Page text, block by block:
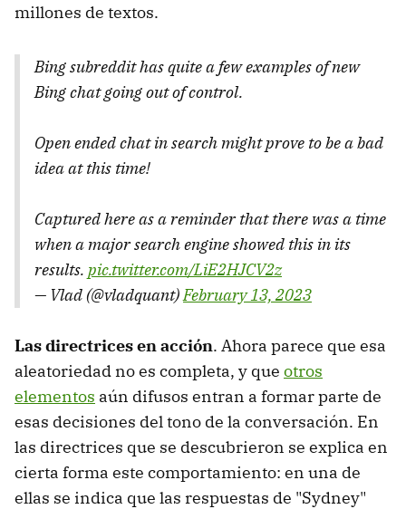
millones de textos.
Bing subreddit has quite a few examples of new
Bing chat going out of control.
Open ended chat in search might prove to be a bad
idea at this time!
Captured here as a reminder that there was a time
when a major search engine showed this in its
results. pic.twitter.com/LiE2HJCV2z
— Vlad (@vladquant)February 13, 2023
Las directrices en acción. Ahora parece que esa
aleatoriedad no es completa, y que otros
elementos aún difusos entran a formar parte de
esas decisiones del tono de la conversación. En
las directrices que se descubrieron se explica en
cierta forma este comportamiento: en una de
ellas se indica que las respuestas de "Sydney"